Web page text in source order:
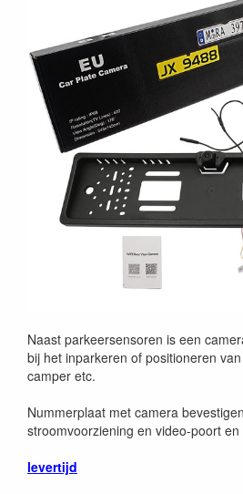
Naast parkeersensoren is een
bij het inparkeren of positioneren
camper etc.
Nummerplaat met camera
stroomvoorziening en video-poort
levertijd